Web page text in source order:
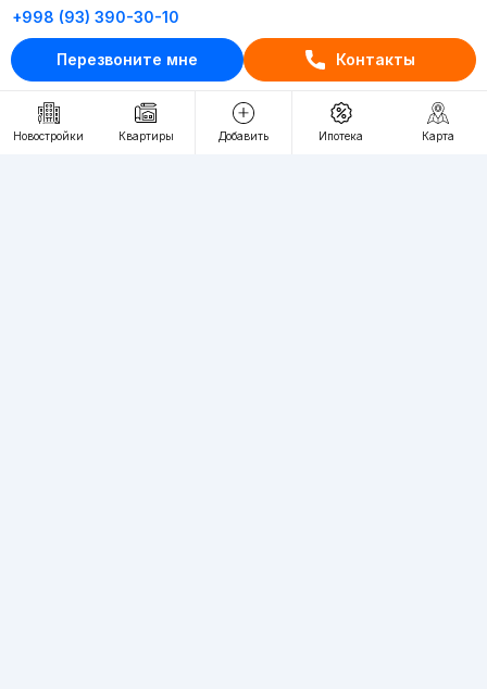
Перезвоните мне Контакты
Новостройки Квартиры Добавить Ипотека Карта
+998 (93) 390-30-10
Пн-Пт. С 9:30 до 18:00
RU UZ